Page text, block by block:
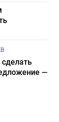
—